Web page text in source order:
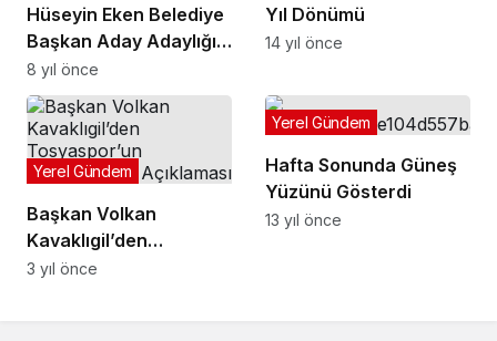
Hüseyin Eken Belediye
Başkan Aday Adaylığını
Açıkladı
8 yıl önce
Yıl Dönümü
14 yıl önce
Başkan Volkan
Kavaklıgil’den
Tosyaspor’un
Yerel Gündem
3 yıl önce
Hafta Sonunda Güneş
Yüzünü Gösterdi
Yerel Gündem
13 yıl önce